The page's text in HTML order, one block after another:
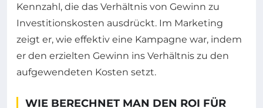
Kennzahl, die das Verhältnis von Gewinn zu
Investitionskosten ausdrückt. Im Marketing
zeigt er, wie effektiv eine Kampagne war, indem
er den erzielten Gewinn ins Verhältnis zu den
aufgewendeten Kosten setzt.
WIE BERECHNET MAN DEN ROI FÜR